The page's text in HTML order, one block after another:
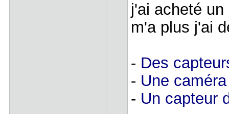
j'ai acheté
m'a plus j'ai
- Des
- Une
- Un capteur